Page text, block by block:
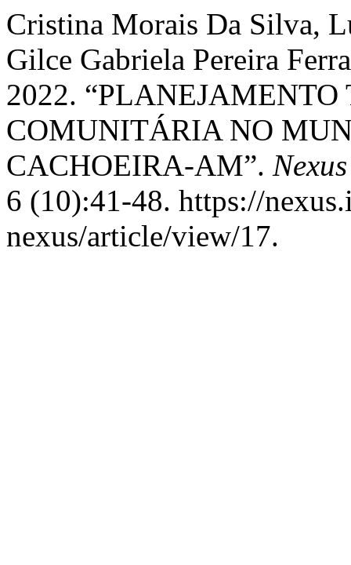
Cristina Morais Da Silva,
Gilce Gabriela Pereira
2022.
COMUNITÁRIA NO
CACHOEIRA-AM”.
6 (10):41-48. https://
nexus/article/view/17.